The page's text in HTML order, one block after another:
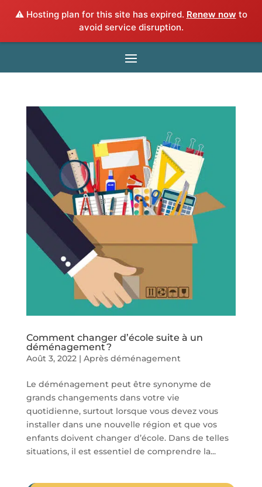
⚠️ Hosting plan for this site has expired. Renew now to
avoid service disruption.
Comment changer d’école suite à un
déménagement ?
Août 3, 2022| Après déménagement
Le déménagement peut être synonyme de
grands changements dans votre vie
quotidienne, surtout lorsque vous devez vous
installer dans une nouvelle région et que vos
enfants doivent changer d’école. Dans de telles
situations, il est essentiel de comprendre la...